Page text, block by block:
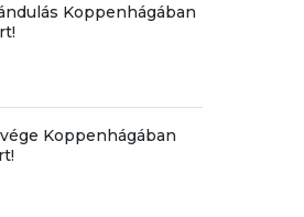
Koppenhágában
Koppenhágában